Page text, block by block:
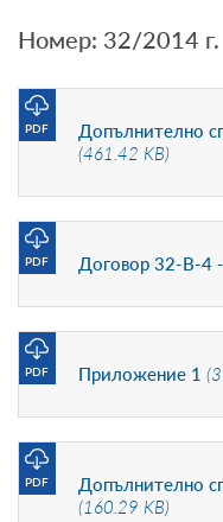
Номер: 32/2014 г.
Допълнително
(461.42 KB)
PDF
Договор 32-В-4
PDF
Приложение 1
PDF
Допълнително
(160.29 KB)
PDF